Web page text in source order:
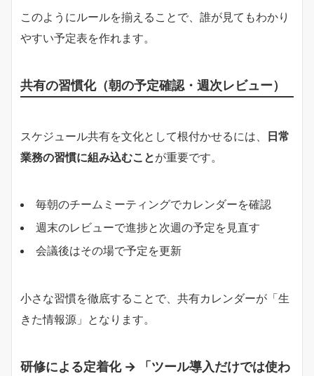
このようにルールを揃えることで、誰が見てもわかり
やすい予定表を作れます。
共有の習慣化（朝の予定確認・週次レビュー）
スケジュール共有を文化として根付かせるには、 日常
業務の習慣に組み込むことが重要です。
毎朝のチームミーティングでカレンダーを確認
週末のレビューで進捗と次週の予定を見直す
会議後はその場で予定を更新
小さな習慣を徹底することで、共有カレンダーが「生
きた情報源」となります。
研修による定着化 → 「ツール導入だけでは使わ